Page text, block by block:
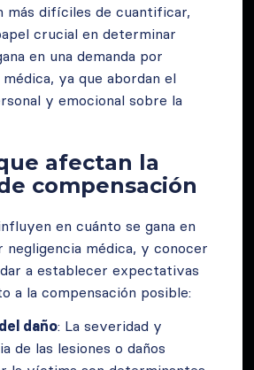
más difíciles de cuantificar,
crucial en determinar
en una demanda por
ya que abordan el
y emocional sobre la
afectan la
compensación
en cuánto se gana en
negligencia médica, y conocer
a establecer expectativas
a la compensación posible:
daño: La severidad y
de las lesiones o daños